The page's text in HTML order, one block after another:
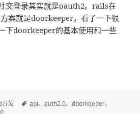
交登录其实就是oauth2。rails在
案就是doorkeeper，看了一下很
下doorkeeper的基本使用和一些
使用doorkeeper实现oauth2保护api
开发
标
api、auth2.0、doorkeeper、
on Rails使用doorkeeper实现oauth2保护api接口